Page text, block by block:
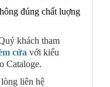
đúng chất luợng
khách tham
cửa với kiểu
Cataloge.
liên hệ